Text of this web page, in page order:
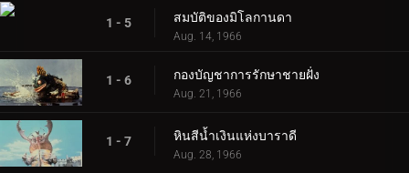
1 - 5 สมบัติของมิโลกานดา
Aug. 14, 1966
1 - 6 กองบัญชาการรักษาชายฝั่ง
Aug. 21, 1966
1 - 7 หินสีน้ำเงินแห่งบาราดี
Aug. 28, 1966